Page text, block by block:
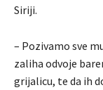
Siriji.
– Pozivamo sve
zaliha odvoje
grijalicu, te da ih